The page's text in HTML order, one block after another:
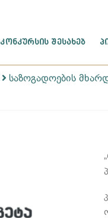
ᲙᲝᲜᲙᲣᲠᲡᲘᲡ ᲨᲔᲡᲐᲮᲔᲑ
საზოგადოების